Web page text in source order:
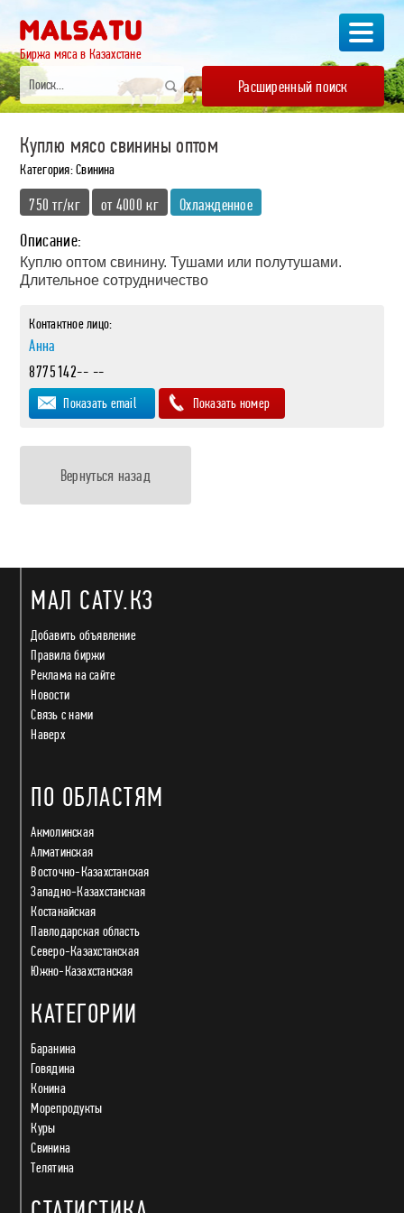
Биржа мяса в Казахстане
Расширенный поиск
Куплю мясо свинины оптом
Категория: Свинина
750 тг/кг от 4000 кг Охлажденное
Описание:
Куплю оптом свинину. Тушами или полутушами.
Длительное сотрудничество
Контактное лицо:
Анна
8775142-- --
Показать email Показать номер
Вернуться назад
МАЛ САТУ.КЗ
Добавить объявление
Правила биржи
Реклама на сайте
Новости
Связь с нами
Наверх
ПО ОБЛАСТЯМ
Акмолинская
Алматинская
Восточно-Казахстанская
Западно-Казахстанская
Костанайская
Павлодарская область
Северо-Казахстанская
Южно-Казахстанская
КАТЕГОРИИ
Баранина
Говядина
Конина
Морепродукты
Куры
Свинина
Телятина